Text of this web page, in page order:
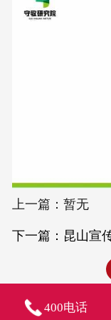
上一篇：暂无
下一篇：昆山宣
备案
400电话